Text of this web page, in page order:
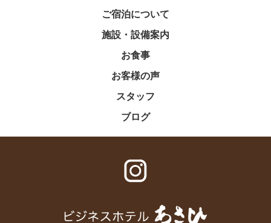
ご宿泊について
施設・設備案内
お食事
お客様の声
スタッフ
ブログ